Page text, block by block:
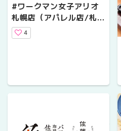
#ワークマン女子アリオ
札幌店（アパレル店/札幌
市東区）
4